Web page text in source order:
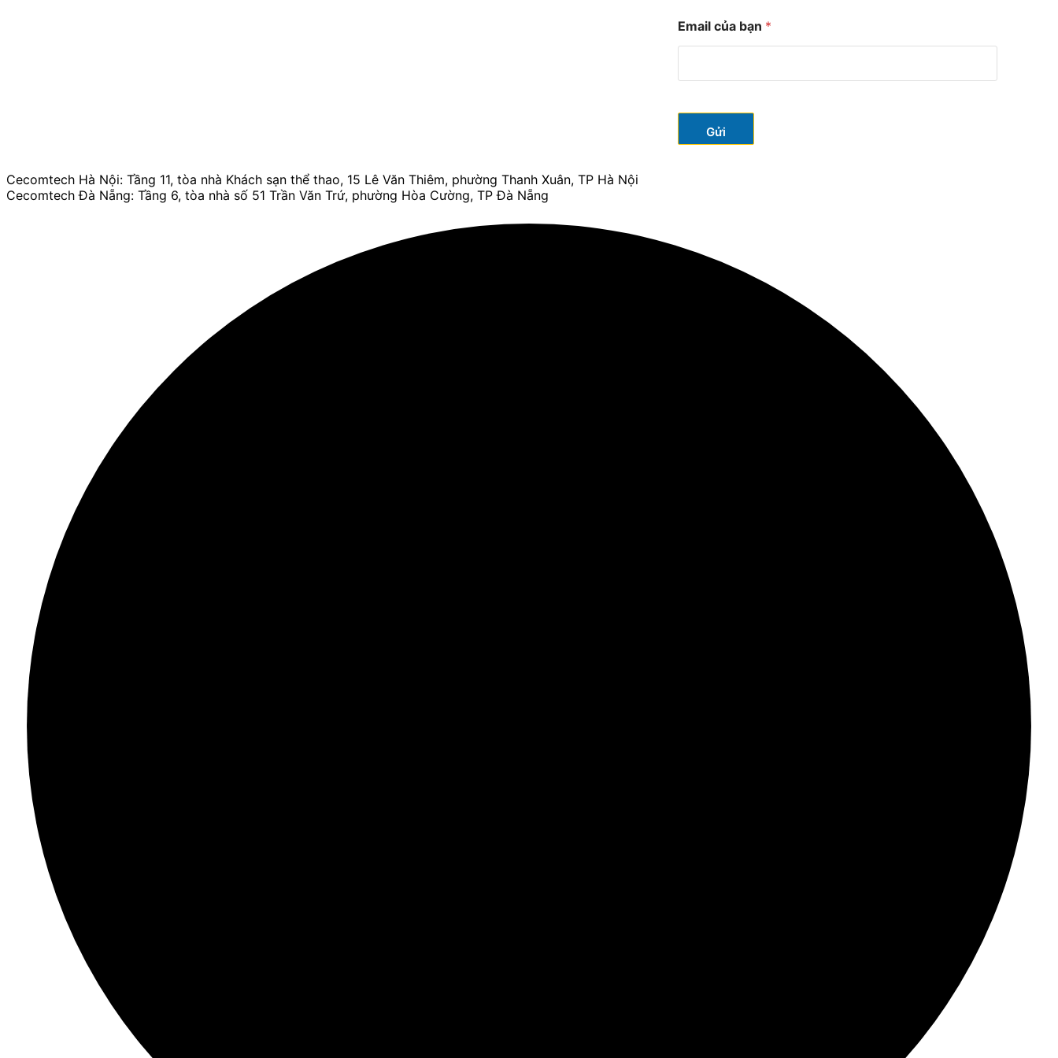
Email của bạn *
Gửi
Cecomtech Hà Nội: Tầng 11, tòa nhà Khách sạn thể thao, 15 Lê Văn Thiêm, phường Thanh Xuân, TP Hà Nội
Cecomtech Đà Nẵng: Tầng 6, tòa nhà số 51 Trần Văn Trứ, phường Hòa Cường, TP Đà Nẵng